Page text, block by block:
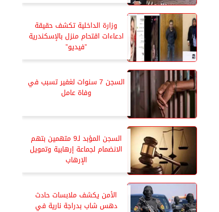
وزارة الداخلية تكشف حقيقة
ادعاءات اقتحام منزل بالإسكندرية
”فيديو”
السجن 7 سنوات لغفير تسبب في
وفاة عامل
السجن المؤبد لـ9 متهمين بتهم
الانضمام لجماعة إرهابية وتمويل
الإرهاب
الأمن يكشف ملابسات حادث
دهس شاب بدراجة نارية في